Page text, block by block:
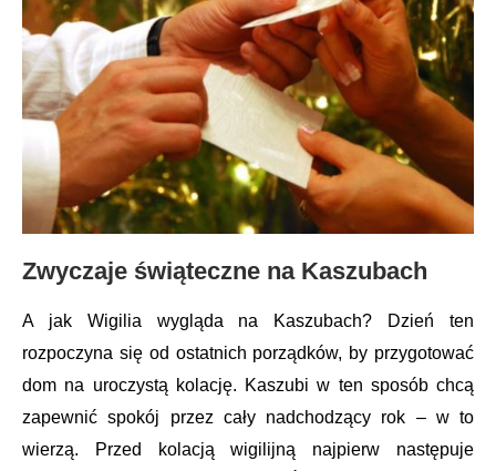
Zwyczaje świąteczne na Kaszubach
A jak Wigilia wygląda na Kaszubach? Dzień ten
rozpoczyna się od ostatnich porządków, by przygotować
dom na uroczystą kolację. Kaszubi w ten sposób chcą
zapewnić spokój przez cały nadchodzący rok – w to
wierzą. Przed kolacją wigilijną najpierw następuje